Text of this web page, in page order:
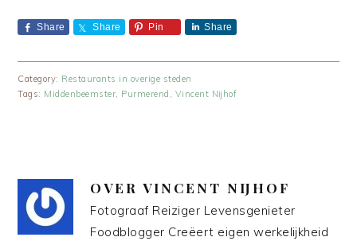
Share Share Pin Share
Category: Restaurants in overige steden
Tags: Middenbeemster, Purmerend , Vincent Nijhof
OVERVINCENT NIJHOF
Fotograaf Reiziger Levensgenieter
Foodblogger Creëert eigen werkelijkheid